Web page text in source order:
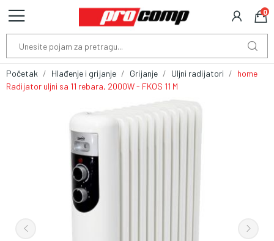
0
Početak Hlađenje i grijanje Grijanje Uljni radijatori
home
Radijator uljni sa 11 rebara, 2000W - FKOS 11 M